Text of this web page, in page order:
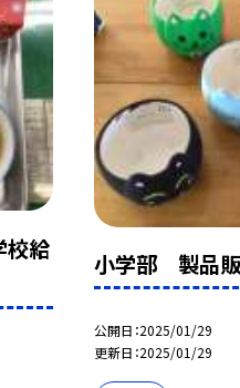
校給
小学部 製品販
公開日 2025/01/29
更新日 2025/01/29